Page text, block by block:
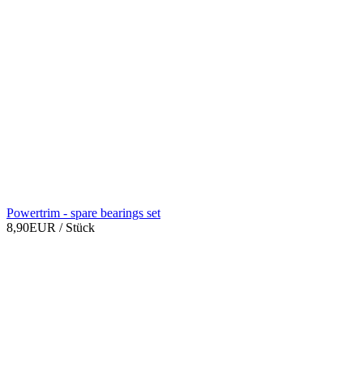
Powertrim - spare bearings set
8,90EUR / Stück